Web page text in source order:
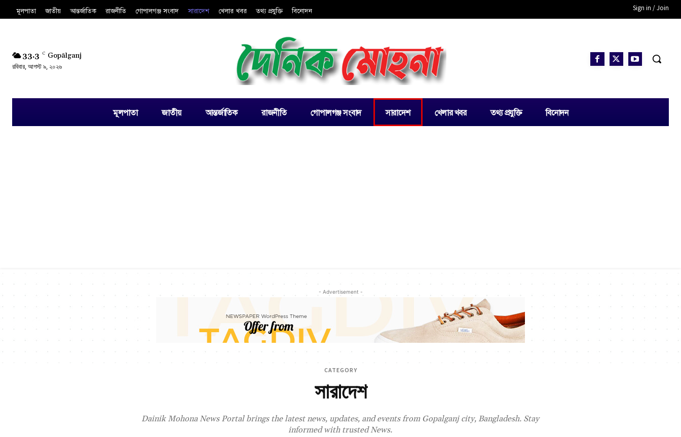
মূলপাতা জাতীয় আন্তর্জাতিক রাজনীতি গোপালগঞ্জ সংবাদ সারাদেশ খেলার খবর তথ্য প্রযুক্তি বিনোদন Sign in / Join
33.3 C Gopālganj
রবিবার, আগস্ট ৯, ২০২৬
মূলপাতা জাতীয় আন্তর্জাতিক রাজনীতি গোপালগঞ্জ সংবাদ সারাদেশ খেলার খবর তথ্য প্রযুক্তি বিনোদন
- Advertisement -
CATEGORY
সারাদেশ
Dainik Mohona News Portal brings the latest news, updates, and events from Gopalganj city, Bangladesh. Stay
informed with trusted News.